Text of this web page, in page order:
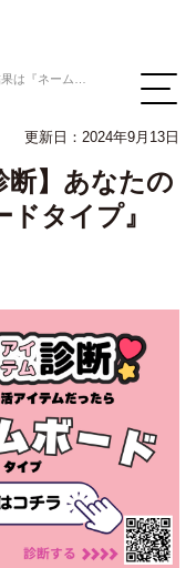
ボードタイプ』
更新日：2024年9月13日
断】あなたの
タイプ』